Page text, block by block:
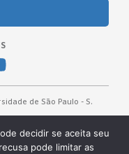
de São Paulo - S.
- CEP 05508-070
● (11) 3815-9245 ●
decidir se aceita seu
pode limitar as